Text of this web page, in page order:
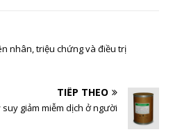
nhân, triệu chứng và điều trị
TIẾP THEO
giảm miễm dịch ở người